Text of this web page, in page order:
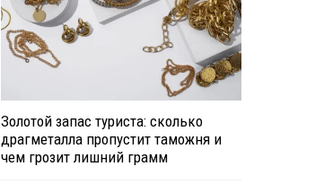
Золотой запас туриста: сколько
драгметалла пропустит таможня и
чем грозит лишний грамм